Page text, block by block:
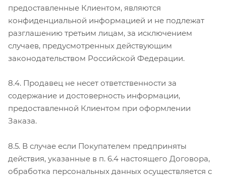
предоставленные Клиентом, являются
конфиденциальной информацией и не подлежат
разглашению третьим лицам, за исключением
случаев, предусмотренных действующим
законодательством Российской Федерации.
8.4. Продавец не несет ответственности за
содержание и достоверность информации,
предоставленной Клиентом при оформлении
Заказа.
8.5. В случае если Покупателем предприняты
действия, указанные в п. 6.4 настоящего Договора,
обработка персональных данных осуществляется с